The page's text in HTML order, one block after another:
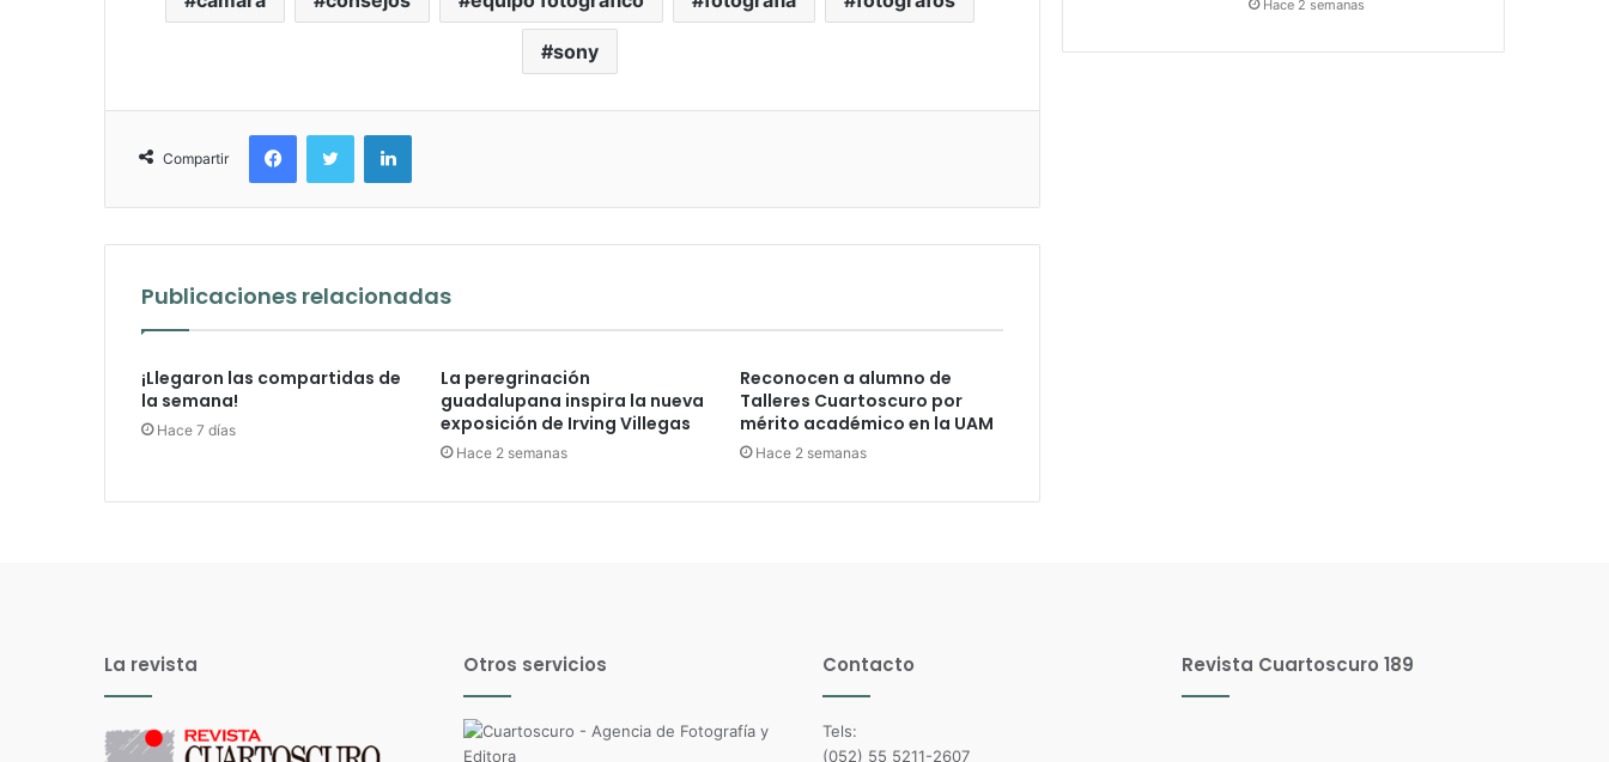
sony
Compartir
FacebookTwitter LinkedIn
Publicaciones relacionadas
¡Llegaron las compartidas de
la semana!
Hace 7 días
La peregrinación
guadalupana inspira la nueva
exposición de Irving Villegas
Hace 2 semanas
Reconocen a alumno de
Talleres Cuartoscuro por
mérito académico en la UAM
Hace 2 semanas
Hace 2 semanas
La revista Otros servicios Contacto
Tels:
(052) 55 5211-2607
Revista Cuartoscuro 189